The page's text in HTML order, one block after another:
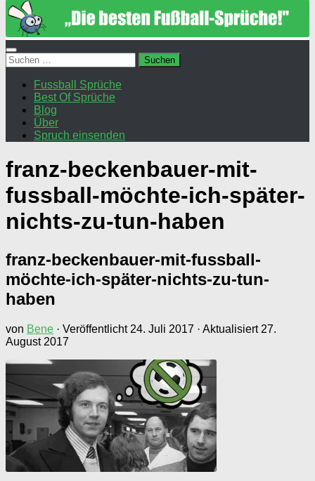
Suchen
nach:
Fussball Sprüche
Best Of Sprüche
Blog
Über
Spruch einsenden
franz-beckenbauer-mit-
fussball-möchte-ich-später-
nichts-zu-tun-haben
franz-beckenbauer-mit-fussball-
möchte-ich-später-nichts-zu-tun-
haben
von Bene · Veröffentlicht 24. Juli 2017 · Aktualisiert 27.
August 2017